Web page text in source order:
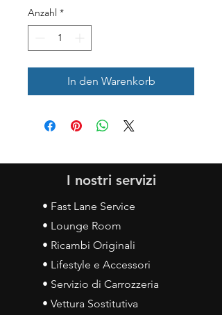
Anzahl *
In den Warenkorb
I nostri servizi
• Fast Lane Service
• Lounge Room
• Ricambi Originali
• Lifestyle e Accessori
• Servizio di Carrozzeria
• Vettura Sostitutiva